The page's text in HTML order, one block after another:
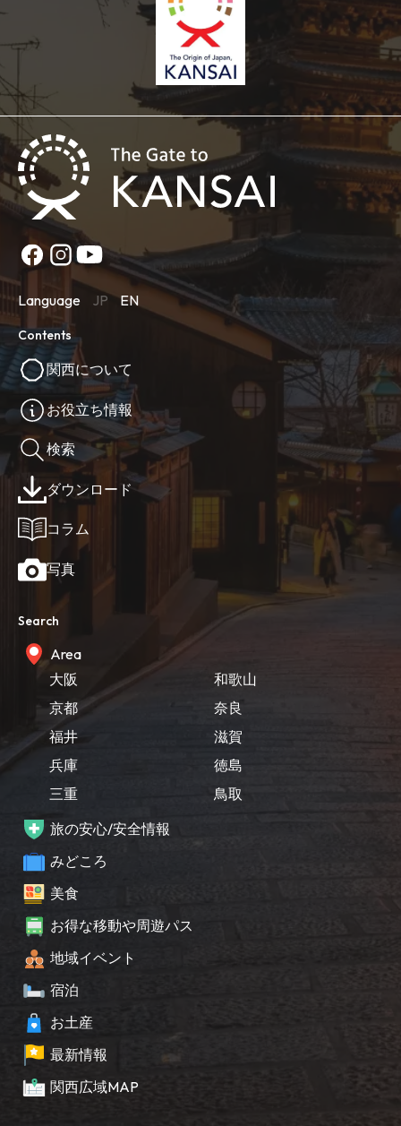
Language JP EN
Contents
関西について
お役立ち情報
検索
ダウンロード
コラム
写真
Search
Area
大阪
京都
福井
兵庫
三重
和歌山
奈良
滋賀
徳島
鳥取
旅の安心/安全情報
みどころ
美食
お得な移動や周遊パス
地域イベント
宿泊
お土産
最新情報
関西広域MAP